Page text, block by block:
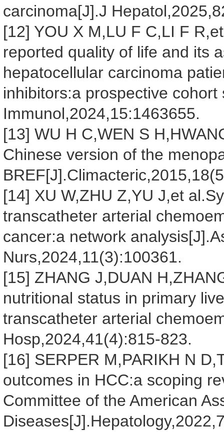
carcinoma[J].J
[12] YOU X M,LU F C,LI F
reported quality of life and its
hepatocellular carcinoma
inhibitors:a prospective cohort
Immunol,2024,15:1463655.
[13] WU H C,WEN S
Chinese version of the
[14] XU W,ZHU Z,YU J,et
transcatheter arterial
cancer:a network
Nurs,2024,11(3):100361.
[15] ZHANG J,DUAN
nutritional status in primary
transcatheter arterial
Hosp,2024,41(4):815-823.
[16] SERPER M,PARIKH N
outcomes in HCC:a scoping
Committee of the American